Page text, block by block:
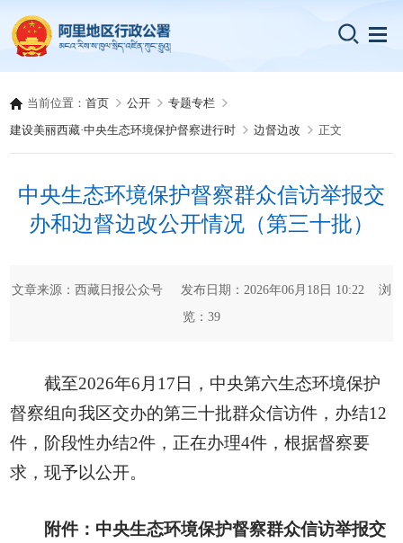
当前位置：首页 公开
专题专栏
建设美丽西藏·中央生态环境保护督察进行时
边督边改 正文
中央生态环境保护督察群众信访举报交
办和边督边改公开情况（第三十批）
文章来源：西藏日报公众号 发布日期：2026年06月18日 10:22 浏
览： 39
截至2026年6月17日，中央第六生态环境保护
督察组向我区交办的第三十批群众信访件，办结12
件，阶段性办结2件，正在办理4件，根据督察要
求，现予以公开。
附件：中央生态环境保护督察群众信访举报交